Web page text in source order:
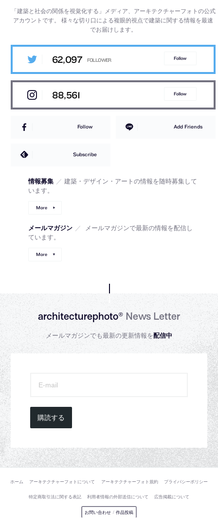
「建築と社会の関係を視覚化する」メディア、アーキテクチャーフォトの公式
アカウントです。様々な切り口による複眼的視点で建築に関する情報を最速
でお届けします。
62,097 Follow
88,561 Follow
Follow Add Friends
Subscribe
情報募集 ／ 建築・デザイン・アートの情報を随時募集して
います。
More
メールマガジン ／
メールマガジンで最新の情報を配信し
ています。
More
architecturephoto®News Letter
メールマガジンでも最新の更新情報を配信中
購読する
ホーム アーキテクチャーフォトについて アーキテクチャーフォト規約 プライバシーポリシー
特定商取引法に関する表記 利用者情報の外部送信について 広告掲載について
お問い合わせ / 作品投稿